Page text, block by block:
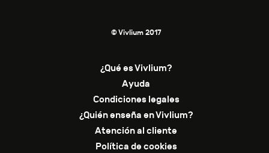
© Vivlium 2017
¿Qué es Vivlium?
Ayuda
Condiciones legales
¿Quién enseña en Vivlium?
Atención al cliente
Política de cookies